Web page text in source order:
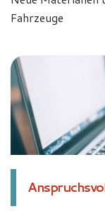
Fahrzeuge